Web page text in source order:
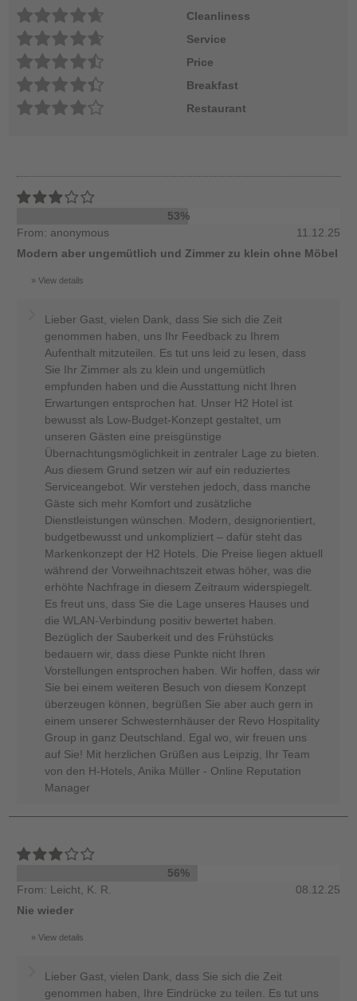
Cleanliness
Service
Price
Breakfast
Restaurant
53%
From: anonymous
11.12.25
Modern aber ungemütlich und Zimmer zu klein ohne Möbel
View details
Lieber Gast, vielen Dank, dass Sie sich die Zeit
genommen haben, uns Ihr Feedback zu Ihrem
Aufenthalt mitzuteilen. Es tut uns leid zu lesen, dass
Sie Ihr Zimmer als zu klein und ungemütlich
empfunden haben und die Ausstattung nicht Ihren
Erwartungen entsprochen hat. Unser H2 Hotel ist
bewusst als Low-Budget-Konzept gestaltet, um
unseren Gästen eine preisgünstige
Übernachtungsmöglichkeit in zentraler Lage zu bieten.
Aus diesem Grund setzen wir auf ein reduziertes
Serviceangebot. Wir verstehen jedoch, dass manche
Gäste sich mehr Komfort und zusätzliche
Dienstleistungen wünschen. Modern, designorientiert,
budgetbewusst und unkompliziert – dafür steht das
Markenkonzept der H2 Hotels. Die Preise liegen aktuell
während der Vorweihnachtszeit etwas höher, was die
erhöhte Nachfrage in diesem Zeitraum widerspiegelt.
Es freut uns, dass Sie die Lage unseres Hauses und
die WLAN-Verbindung positiv bewertet haben.
Bezüglich der Sauberkeit und des Frühstücks
bedauern wir, dass diese Punkte nicht Ihren
Vorstellungen entsprochen haben. Wir hoffen, dass wir
Sie bei einem weiteren Besuch von diesem Konzept
überzeugen können, begrüßen Sie aber auch gern in
einem unserer Schwesternhäuser der Revo Hospitality
Group in ganz Deutschland. Egal wo, wir freuen uns
auf Sie! Mit herzlichen Grüßen aus Leipzig, Ihr Team
von den H-Hotels, Anika Müller - Online Reputation
Manager
56%
From: Leicht, K. R.
08.12.25
Nie wieder
View details
Lieber Gast, vielen Dank, dass Sie sich die Zeit
genommen haben, Ihre Eindrücke zu teilen. Es tut uns